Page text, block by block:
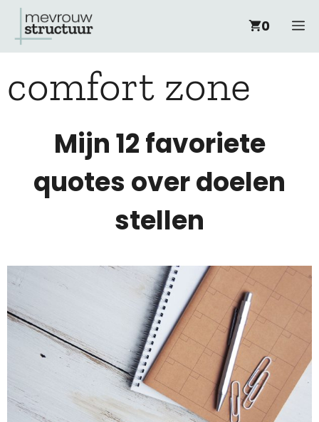
naar
inhoud
0
comfort zone
Mijn 12 favoriete
quotes over doelen
stellen